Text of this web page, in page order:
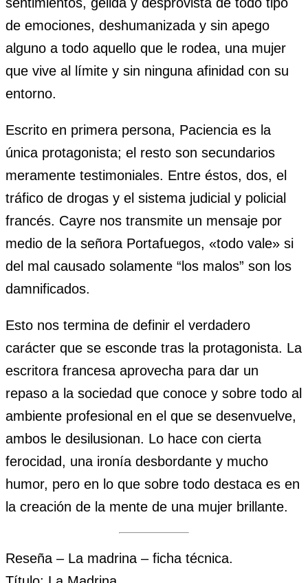
de emociones, deshumanizada y sin apego
alguno a todo aquello que le rodea, una mujer
que vive al límite y sin ninguna afinidad con su
entorno.
Escrito en primera persona, Paciencia es la
única protagonista; el resto son secundarios
meramente testimoniales. Entre éstos, dos, el
tráfico de drogas y el sistema judicial y policial
francés. Cayre nos transmite un mensaje por
medio de la señora Portafuegos, «todo vale» si
del mal causado solamente “los malos” son los
damnificados.
Esto nos termina de definir el verdadero
carácter que se esconde tras la protagonista. La
escritora francesa aprovecha para dar un
repaso a la sociedad que conoce y sobre todo al
ambiente profesional en el que se desenvuelve,
ambos le desilusionan. Lo hace con cierta
ferocidad, una ironía desbordante y mucho
humor, pero en lo que sobre todo destaca es en
la creación de la mente de una mujer brillante.
Reseña – La madrina – ficha técnica.